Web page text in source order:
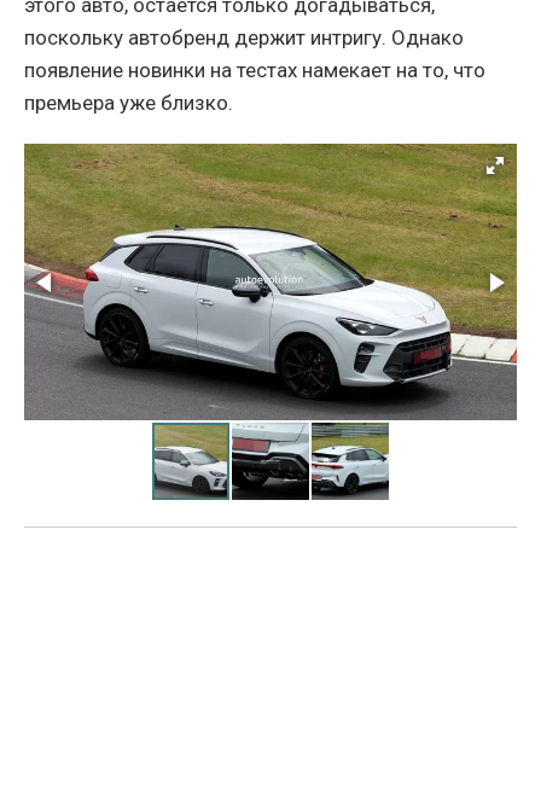
этого авто, остается только догадываться,
поскольку автобренд держит интригу. Однако
появление новинки на тестах намекает на то, что
премьера уже близко.